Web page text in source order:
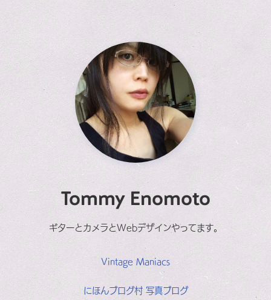
Tommy Enomoto
ギターとカメラとWebデザインやってます。
Vintage Maniacs
にほんブログ村 写真ブログ